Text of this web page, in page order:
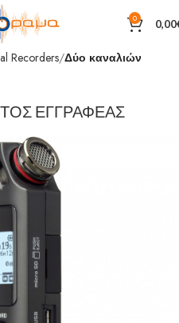
0 0,00
Recorders Δύο καναλιών
ΕΓΓΡΑΦΕΑΣ